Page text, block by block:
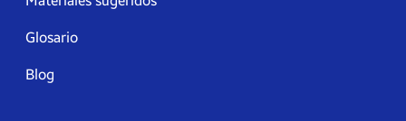
Glosario
Blog